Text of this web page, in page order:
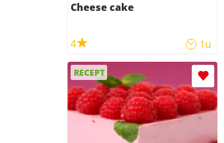
Cheese cake
4 1u
RECEPT